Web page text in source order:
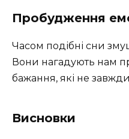
Пробудження
Часом подібні сни
Вони нагадують нам
бажання, які не
Висновки